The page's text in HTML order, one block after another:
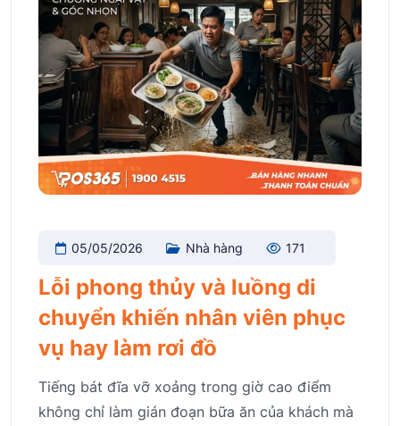
05/05/2026 Nhà hàng 171
Lỗi phong thủy và luồng di
chuyển khiến nhân viên phục
vụ hay làm rơi đồ
Tiếng bát đĩa vỡ xoảng trong giờ cao điểm
không chỉ làm gián đoạn bữa ăn của khách mà